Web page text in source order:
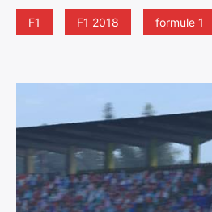
F1 F1 2018 formule 1